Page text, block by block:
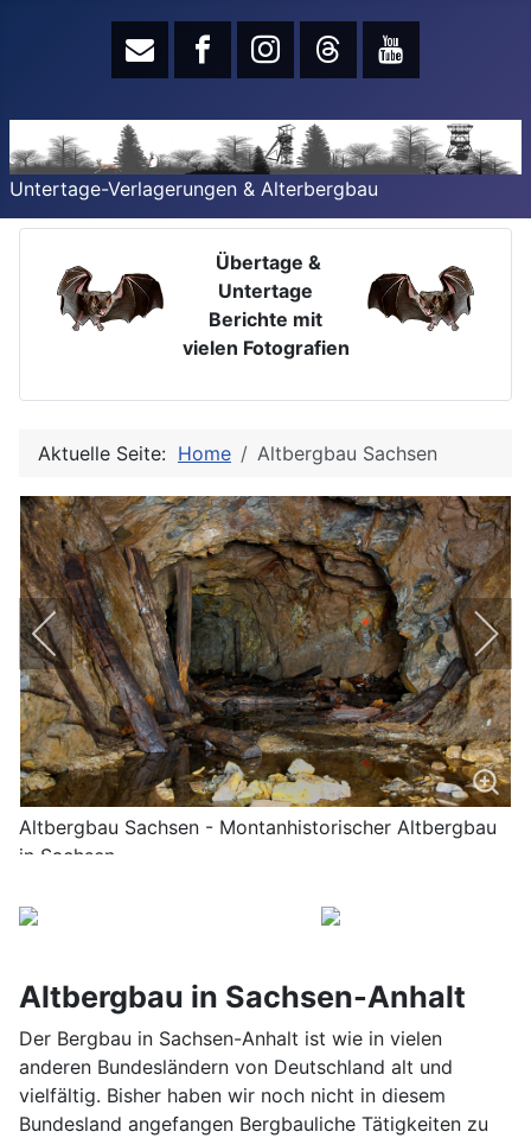
Untertage-Verlagerungen & Alterbergbau
Übertage &
Untertage
Berichte mit
vielen Fotografien
Aktuelle Seite: Home Altbergbau Sachsen
Altbergbau Sachsen - Montanhistorischer Altbergbau
in Sachsen
Altbergbau in Sachsen-Anhalt
Der Bergbau in Sachsen-Anhalt ist wie in vielen
anderen Bundesländern von Deutschland alt und
vielfältig. Bisher haben wir noch nicht in diesem
Bundesland angefangen Bergbauliche Tätigkeiten zu